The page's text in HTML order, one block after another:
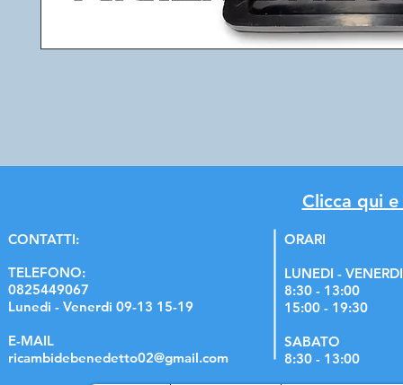
Clicca qui
CONTATTI:
TELEFONO:
0825449067
Lunedi - Venerdi 09-13 15-19
E-MAIL
ricambidebenedetto02@gmail.com
ORARI
LUNEDI - VENERDI
8:30 - 13:00
15:00 - 19:30
SABATO
8:30 - 13:00